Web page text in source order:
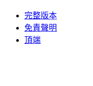
完整版本
免責聲明
頂端